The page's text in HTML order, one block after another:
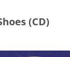
(CD)